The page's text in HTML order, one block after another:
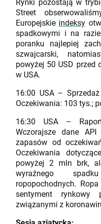
Street
Europejskie indeksy
spadkowymi i na
poranku najlepiej
szwajcarski,
powyżej 50 USD przed
w USA.
16:00 USA –
Oczekiwania: 103 tys.;
16:30 USA –
Wczorajsze dane
zapasów od
Oczekiwania
powyżej 2 mln brk,
wyraźnego
ropopochodnych.
sentyment rynkowy
związanymi z